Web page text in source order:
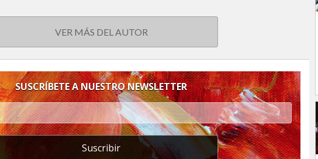
VER MÁS DEL AUTOR
SUSCRÍBETE A NUESTRO NEWSLETTER
Suscribir